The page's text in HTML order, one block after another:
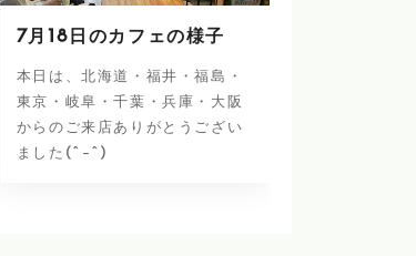
7月18日のカフェの様子
本日は、北海道・福井・福島・
東京・岐阜・千葉・兵庫・大阪
からのご来店ありがとうござい
ました(^-^)